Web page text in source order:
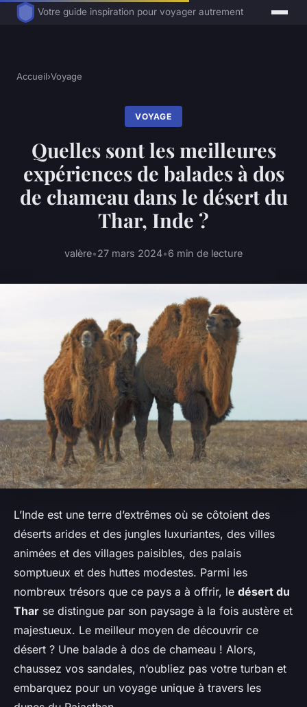
Votre guide inspiration pour voyager autrement
Accueil›Voyage
VOYAGE
Quelles sont les meilleures
expériences de balades à dos
de chameau dans le désert du
Thar, Inde ?
valère•27 mars 2024•6 min de lecture
L’Inde est une terre d’extrêmes où se côtoient des
déserts arides et des jungles luxuriantes, des villes
animées et des villages paisibles, des palais
somptueux et des huttes modestes. Parmi les
nombreux trésors que ce pays a à offrir, le désert du
Thar se distingue par son paysage à la fois austère et
majestueux. Le meilleur moyen de découvrir ce
désert ? Une balade à dos de chameau ! Alors,
chaussez vos sandales, n’oubliez pas votre turban et
embarquez pour un voyage unique à travers les